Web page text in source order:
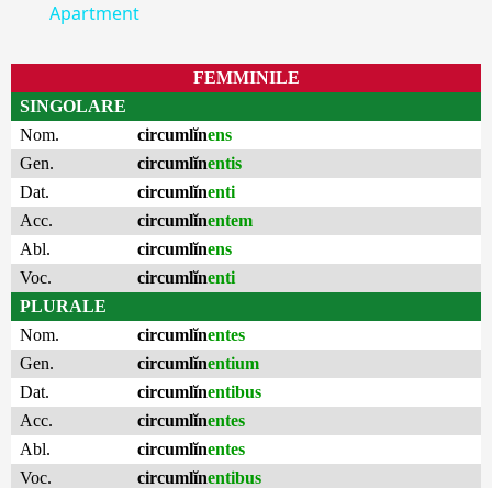
Apartment
FEMMINILE
SINGOLARE
Nom.
circumlĭnens
Gen.
circumlĭnentis
Dat.
circumlĭnenti
Acc.
circumlĭnentem
Abl.
circumlĭnens
Voc.
circumlĭnenti
PLURALE
Nom.
circumlĭnentes
Gen.
circumlĭnentium
Dat.
circumlĭnentibus
Acc.
circumlĭnentes
Abl.
circumlĭnentes
Voc.
circumlĭnentibus